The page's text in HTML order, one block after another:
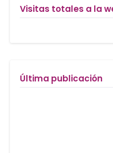
Visitas totales a la
Última publicación